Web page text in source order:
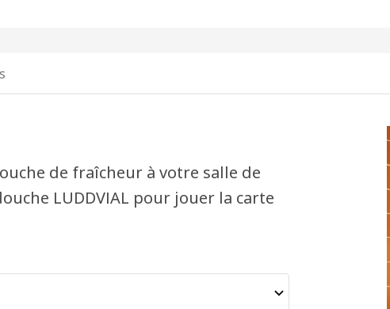
de fraîcheur à votre salle de
LUDDVIAL pour jouer la carte